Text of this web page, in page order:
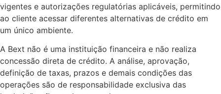
vigentes e autorizações regulatórias aplicáveis, permitindo
ao cliente acessar diferentes alternativas de crédito em
um único ambiente.
A Bext não é uma instituição financeira e não realiza
concessão direta de crédito. A análise, aprovação,
definição de taxas, prazos e demais condições das
operações são de responsabilidade exclusiva das